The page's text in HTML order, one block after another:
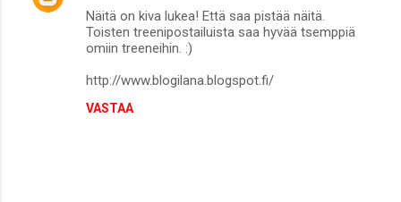
Näitä on kiva lukea! Että saa pistää näitä.
Toisten treenipostailuista saa hyvää tsemppiä
omiin treeneihin. :)
http://www.blogilana.blogspot.fi/
VASTAA